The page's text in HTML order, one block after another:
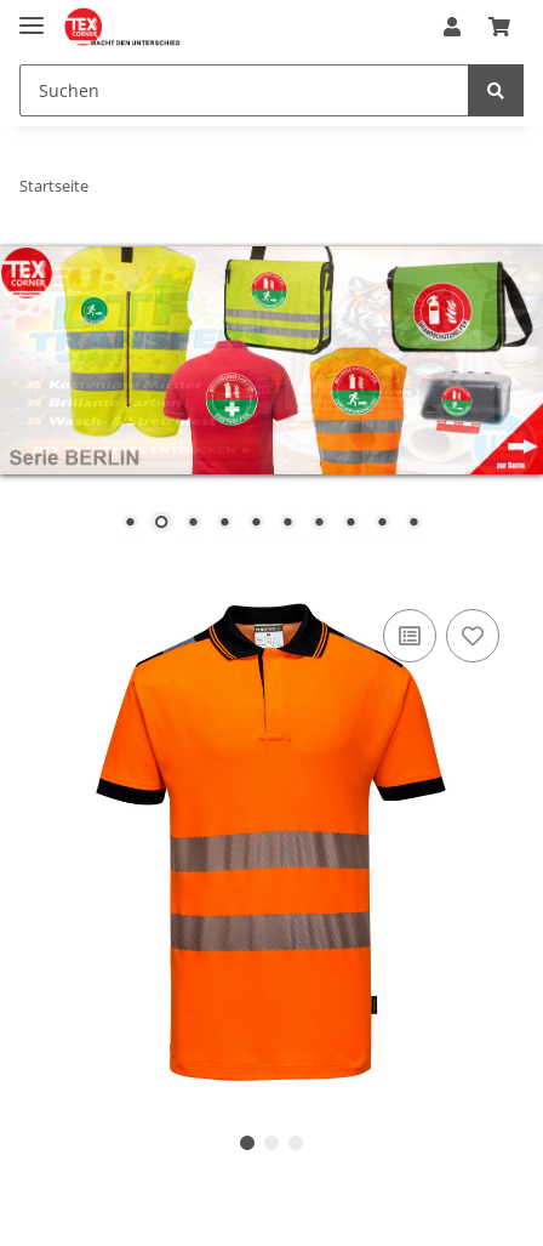
Startseite